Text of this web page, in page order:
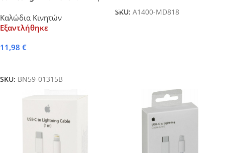
Καλώδια Κινητών
Εξαντλήθηκε
11,98 €
SKU: BN59-01315B
SKU: A1400-MD818